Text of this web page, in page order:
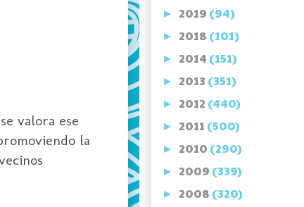
valora ese
la
► 2019 (94)
► 2018 (101)
► 2014 (151)
► 2013 (351)
► 2012 (440)
► 2011 (500)
► 2010 (290)
► 2009 (339)
► 2008 (320)